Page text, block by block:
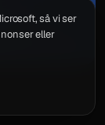
så vi ser
eller